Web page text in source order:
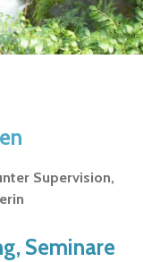
Supervision,
Seminare